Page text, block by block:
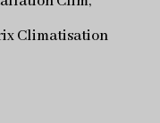
Climatisation